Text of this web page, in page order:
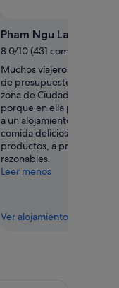
Pham Ngu Lao Street
8.0/10 (431 comentarios)
Muchos viajeros con
de presupuesto acuden a
zona de Ciudad Ho Chi
porque en ella pueden
a un alojamiento de
comida deliciosa y distintos
productos, a precios muy
razonables.
Leer menos
Ver alojamientos